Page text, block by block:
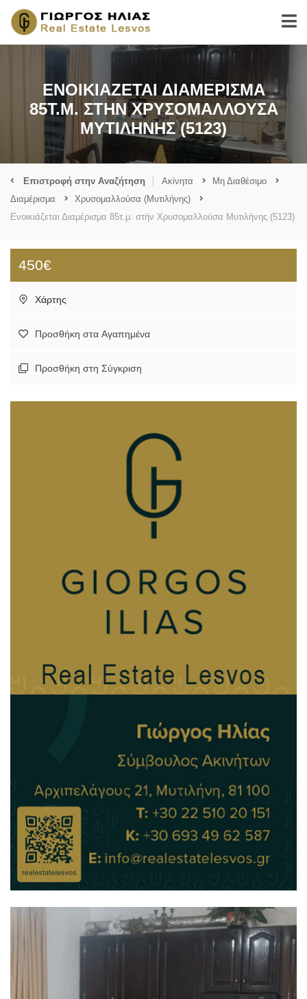
ΕΝΟΙΚΙΆΖΕΤΑΙ ΔΙΑΜΈΡΙΣΜΑ
85Τ.Μ. ΣΤΉΝ ΧΡΥΣΟΜΑΛΛΟΎΣΑ
ΜΥΤΙΛΉΝΗΣ (5123)
Επιστροφή στην Αναζήτηση Ακίνητα
Μη Διαθέσιμο
Διαμέρισμα
Χρυσομαλλούσα (Μυτιλήνης)
Ενοικιάζεται Διαμέρισμα 85τ.μ. στήν Χρυσομαλλούσα Μυτιλήνης (5123)
450€
Χάρτης
Προσθήκη στα Αγαπημένα
Προσθήκη στη Σύγκριση